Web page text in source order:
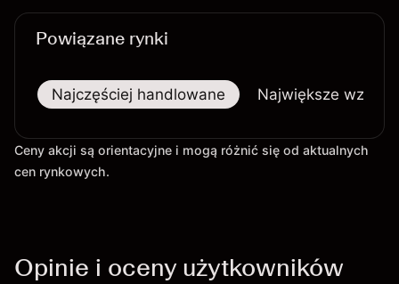
Powiązane rynki
Najczęściej handlowane Największe wzrosty
Ceny akcji są orientacyjne i mogą różnić się od aktualnych
cen rynkowych.
Opinie i oceny użytkowników